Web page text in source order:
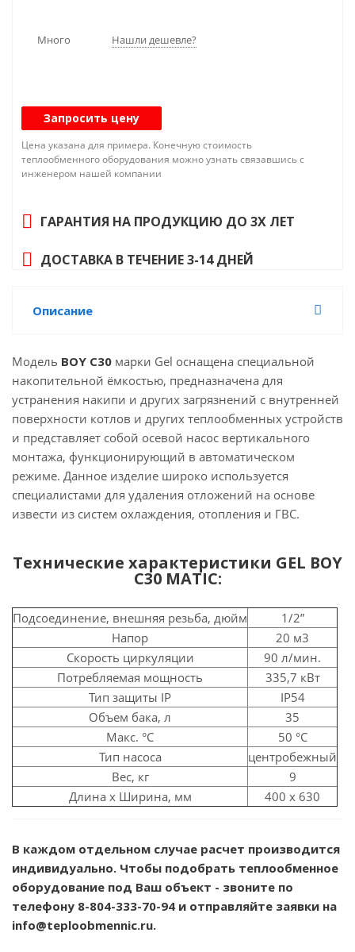
Много Нашли дешевле?
Запросить цену
Цена указана для примера. Конечную стоимость
теплообменного оборудования можно узнать связавшись с
инженером нашей компании
ГАРАНТИЯ НА ПРОДУКЦИЮ ДО 3Х ЛЕТ
ДОСТАВКА В ТЕЧЕНИЕ 3-14 ДНЕЙ
Описание
Модель BOY C30 марки Gel оснащена специальной
накопительной ёмкостью, предназначена для
устранения накипи и других загрязнений с внутренней
поверхности котлов и других теплообменных устройств
и представляет собой осевой насос вертикального
монтажа, функционирующий в автоматическом
режиме. Данное изделие широко используется
специалистами для удаления отложений на основе
извести из систем охлаждения, отопления и ГВС.
Технические характеристики GEL BOY
C30 MATIC:
Подсоединение, внешняя резьба, дюйм
1/2”
Напор
20 м3
Скорость циркуляции
90 л/мин.
Потребляемая мощность
335,7 кВт
Тип защиты IP
IP54
Объем бака, л
35
Макс. °C
50 °C
Тип насоса
центробежный
Вес, кг
9
Длина х Ширина, мм
400 х 630
В каждом отдельном случае расчет производится
индивидуально. Чтобы подобрать теплообменное
оборудование под Ваш объект - звоните по
телефону 8-804-333-70-94 и отправляйте заявки на
info@teploobmennic.ru.